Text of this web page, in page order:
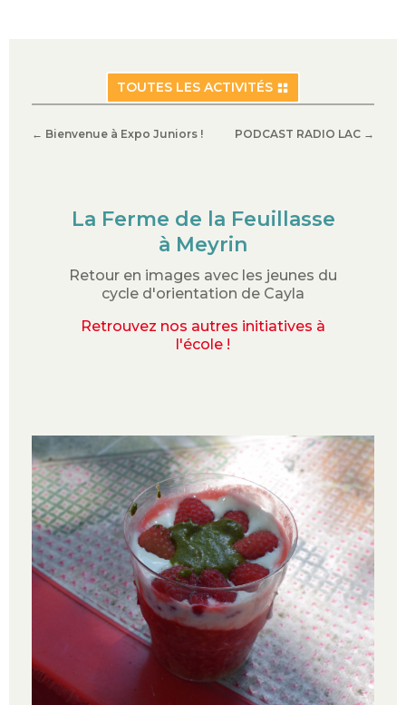
TOUTES LES ACTIVITÉS
← Bienvenue à Expo Juniors ! PODCAST RADIO LAC →
La Ferme de la Feuillasse
à Meyrin
Retour en images avec les jeunes du
cycle d'orientation de Cayla
Retrouvez nos autres initiatives à
l'école !